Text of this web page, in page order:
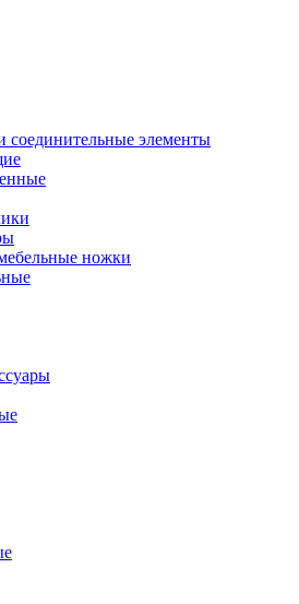
соединительные элементы
ножки